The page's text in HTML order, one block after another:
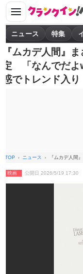
ニュース 特集
『ムカデ人間』
定 「なんでだよ
惑でトレンド入り
TOP ニュース 『ムカデ人間
映画 公開日 2026/5/19 17:30